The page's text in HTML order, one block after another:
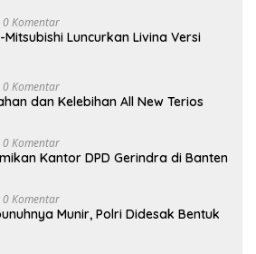
0 Komentar
Mitsubishi Luncurkan Livina Versi
0 Komentar
dan Kelebihan All New Terios
0 Komentar
Kantor DPD Gerindra di Banten
0 Komentar
Munir, Polri Didesak Bentuk